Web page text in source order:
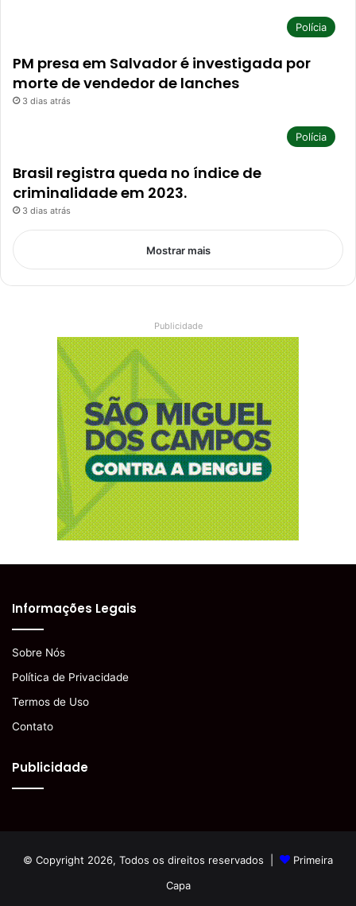
Polícia
PM presa em Salvador é investigada por
morte de vendedor de lanches
3 dias atrás
Polícia
Brasil registra queda no índice de
criminalidade em 2023.
3 dias atrás
Mostrar mais
Publicidade
Informações Legais
Sobre Nós
Política de Privacidade
Termos de Uso
Contato
Publicidade
© Copyright 2026, Todos os direitos reservados |
Primeira
Capa